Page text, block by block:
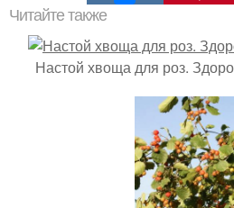
Читайте также
Настой хвоща для роз.